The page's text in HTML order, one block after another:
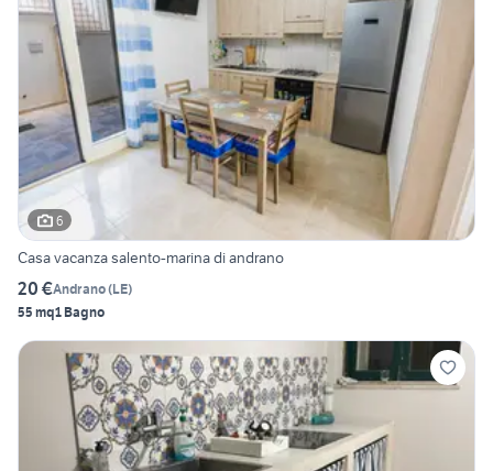
6
Casa vacanza salento-marina di andrano
20 €Andrano(LE)
55 mq1 Bagno